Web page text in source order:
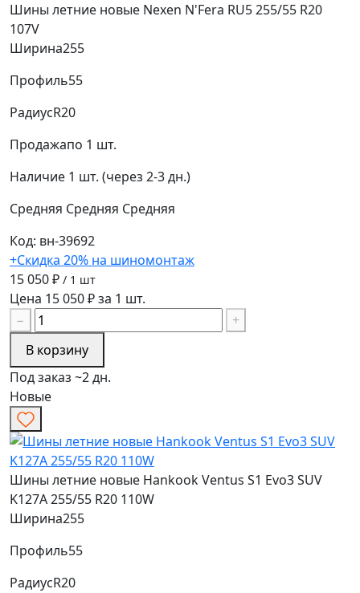
Шины летние новые Nexen N'Fera RU5 255/55 R20
107V
Ширина255
Профиль55
РадиусR20
Продажапо 1 шт.
Наличие 1 шт. (через 2-3 дн.)
Средняя Средняя Средняя
Код: вн-39692
+Скидка 20% на шиномонтаж
15 050 ₽ / 1 шт
Цена 15 050 ₽ за 1 шт.
−
+
В корзину
Под заказ ~2 дн.
Новые
Шины летние новые Hankook Ventus S1 Evo3 SUV
K127A 255/55 R20 110W
Ширина255
Профиль55
РадиусR20